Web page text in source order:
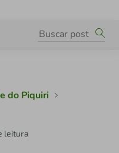
do Piquiri
leitura